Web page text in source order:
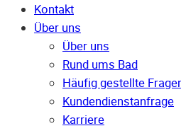
Kontakt
Über uns
Über uns
Rund ums Bad
Häufig gestellte
Kunden­dienst­anfrage
Karriere